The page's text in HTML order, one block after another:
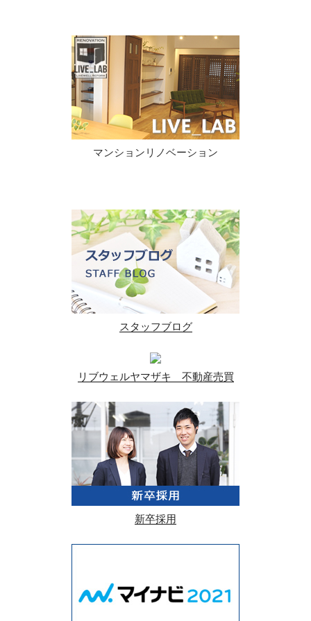
マンションリノベーション
スタッフブログ
リブウェルヤマザキ 不動産売買
新卒採用